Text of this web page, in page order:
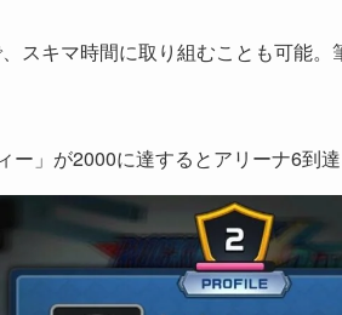
スキマ時間に取り組むことも可能
」が2000に達するとアリーナ6到達